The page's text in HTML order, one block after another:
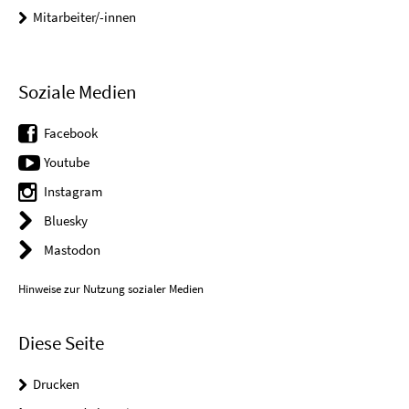
Mitarbeiter/-innen
Soziale Medien
Facebook
Youtube
Instagram
Bluesky
Mastodon
Hinweise zur Nutzung sozialer Medien
Diese Seite
Drucken